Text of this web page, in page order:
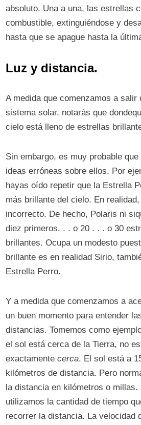
absoluto. Una a una, las estrellas
combustible, extinguiéndose y
hasta que se apague hasta la
Luz y distancia.
A medida que comenzamos a salir
sistema solar, notarás que
cielo está lleno de estrellas
Sin embargo, es muy probable
ideas erróneas sobre ellos. Por
hayas oído repetir que la Estrella
más brillante del cielo. En
incorrecto. De hecho, Polaris ni
diez primeros. . . o 20 . . . o 30
brillantes. Ocupa un modesto
brillante es en realidad Sirio,
Estrella Perro.
Y a medida que comenzamos a
un buen momento para entender
distancias. Tomemos como
el sol está cerca de la Tierra, no
exactamentecerca. El sol está a
kilómetros de distancia. Pero
la distancia en kilómetros o millas.
utilizamos la cantidad de tiempo
recorrer la distancia. La velocidad